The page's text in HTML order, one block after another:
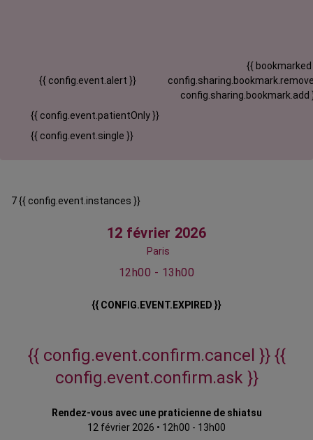
{{ config.event.alert }}
{{ bookmarked
config.sharing.bookmark.add
{{ config.event.patientOnly }}
{{ config.event.single }}
7 {{ config.event.instances }}
12 février 2026
Paris
12h00 - 13h00
{{ CONFIG.EVENT.EXPIRED }}
{{ config.event.confirm.cancel }} {{
config.event.confirm.ask }}
Rendez-vous avec une praticienne de shiatsu
12 février 2026 • 12h00 - 13h00